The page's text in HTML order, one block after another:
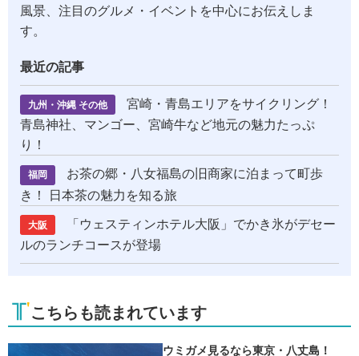
風景、注目のグルメ・イベントを中心にお伝えしま
す。
最近の記事
九州・沖縄 その他
宮崎・青島エリアをサイクリング！
青島神社、マンゴー、宮崎牛など地元の魅力たっぷ
り！
福岡
お茶の郷・八女福島の旧商家に泊まって町歩
き！ 日本茶の魅力を知る旅
大阪
「ウェスティンホテル大阪」でかき氷がデセー
ルのランチコースが登場
こちらも読まれています
ウミガメ見るなら東京・八丈島！